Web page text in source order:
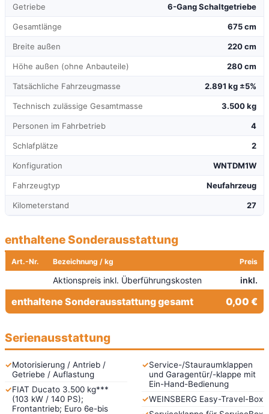
Getriebe 6-Gang Schaltgetriebe
Gesamtlänge 675 cm
Breite außen 220 cm
Höhe außen (ohne Anbauteile) 280 cm
Tatsächliche Fahrzeugmasse 2.891 kg ±5%
Technisch zulässige Gesamtmasse 3.500 kg
Personen im Fahrbetrieb 4
Schlafplätze 2
Konfiguration WNTDM1W
Fahrzeugtyp Neufahrzeug
Kilometerstand 27
enthaltene Sonderausstattung
Art.-Nr. Bezeichnung / kg Preis
Aktionspreis inkl. Überführungskosten inkl.
enthaltene Sonderausstattung gesamt 0,00 €
Serienausstattung
✓Motorisierung / Antrieb /
Getriebe / Auflastung
✓FIAT Ducato 3.500 kg***
(103 kW / 140 PS);
Frontantrieb; Euro 6e-bis
✓Service-/Stauraumklappen
und Garagentür/-klappe mit
Ein-Hand-Bedienung
✓WEINSBERG Easy-Travel-Box